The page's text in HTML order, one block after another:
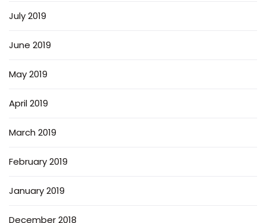
July 2019
June 2019
May 2019
April 2019
March 2019
February 2019
January 2019
December 2018